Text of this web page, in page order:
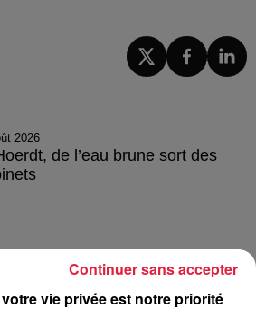
2026
de l’eau brune sort des
antisémites à Strasbourg :
Trautmann réagit
vie privée est notre priorité
Continuer sans accepter